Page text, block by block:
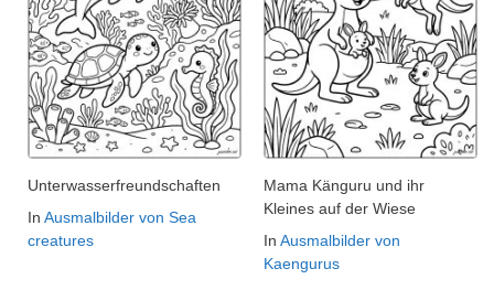
Unterwasserfreundschaften
In Ausmalbilder von Sea
creatures
Mama Känguru und ihr
Kleines auf der Wiese
In Ausmalbilder von
Kaengurus